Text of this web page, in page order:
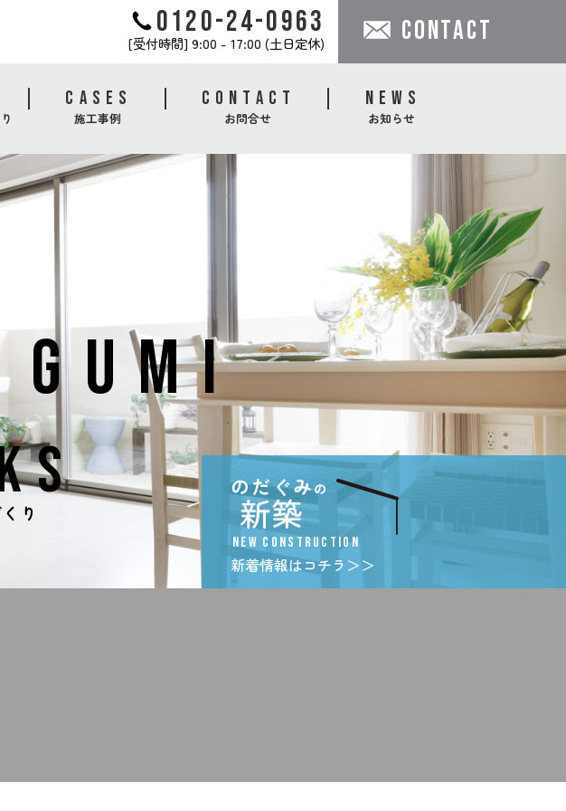
0120-24-0963
[受付時間] 9:00 - 17:00 (土日定休) CONTACT
CASES
施工事例
CONTACT
お問合せ
NEWS
お知らせ
GUMI
り
のだぐみの
新築
NEW CONSTRUCTION
新着情報はコチラ＞＞